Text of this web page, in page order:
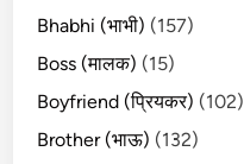
Bhabhi (भाभी) (157)
Boss (मालक) (15)
Boyfriend (प्रियकर) (102)
Brother (भाऊ) (132)